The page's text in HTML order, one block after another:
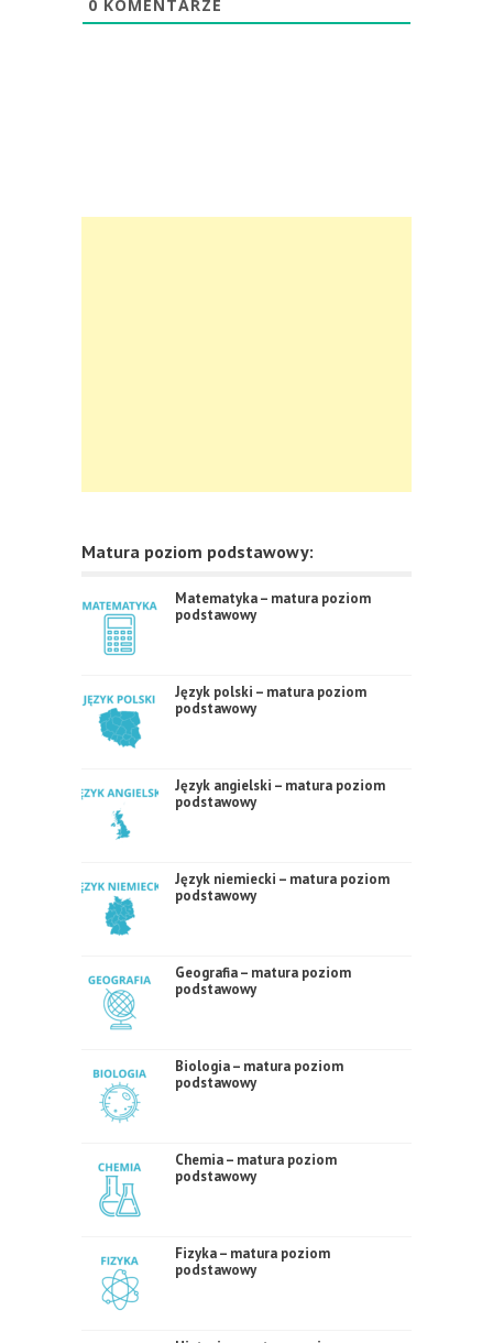
0 KOMENTARZE
Matura poziom podstawowy:
Matematyka – matura poziom
podstawowy
Język polski – matura poziom
podstawowy
Język angielski – matura poziom
podstawowy
Język niemiecki – matura poziom
podstawowy
Geografia – matura poziom
podstawowy
Biologia – matura poziom
podstawowy
Chemia – matura poziom
podstawowy
Fizyka – matura poziom
podstawowy